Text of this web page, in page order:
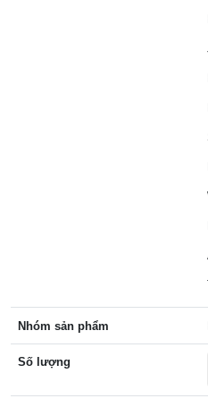
Nhóm sản phẩm
Số lượng